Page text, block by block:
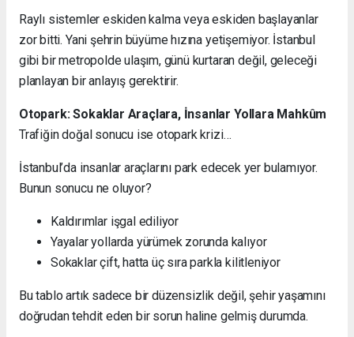
Raylı sistemler eskiden kalma veya eskiden başlayanlar
zor bitti. Yani şehrin büyüme hızına yetişemiyor. İstanbul
gibi bir metropolde ulaşım, günü kurtaran değil, geleceği
planlayan bir anlayış gerektirir.
Otopark: Sokaklar Araçlara, İnsanlar Yollara Mahkûm
Trafiğin doğal sonucu ise otopark krizi…
İstanbul’da insanlar araçlarını park edecek yer bulamıyor.
Bunun sonucu ne oluyor?
Kaldırımlar işgal ediliyor
Yayalar yollarda yürümek zorunda kalıyor
Sokaklar çift, hatta üç sıra parkla kilitleniyor
Bu tablo artık sadece bir düzensizlik değil, şehir yaşamını
doğrudan tehdit eden bir sorun haline gelmiş durumda.